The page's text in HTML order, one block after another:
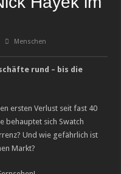
die Weekend GMT Atlas
mit einem auf 150
Menschen
rund – bis die
ersten Verlust seit fast 40
behauptet sich Swatch
Und wie gefährlich ist
Markt?